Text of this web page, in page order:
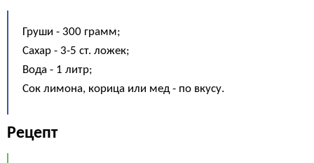
Груши - 300 грамм;
Сахар - 3-5 ст. ложек;
Вода - 1 литр;
Сок лимона, корица или мед - по вкусу.
Рецепт